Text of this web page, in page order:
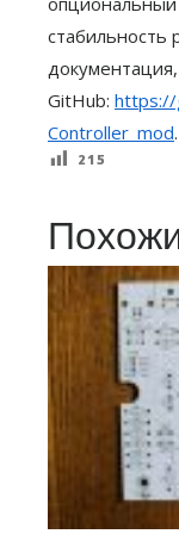
GitHub: https://
Controller_mod.
215